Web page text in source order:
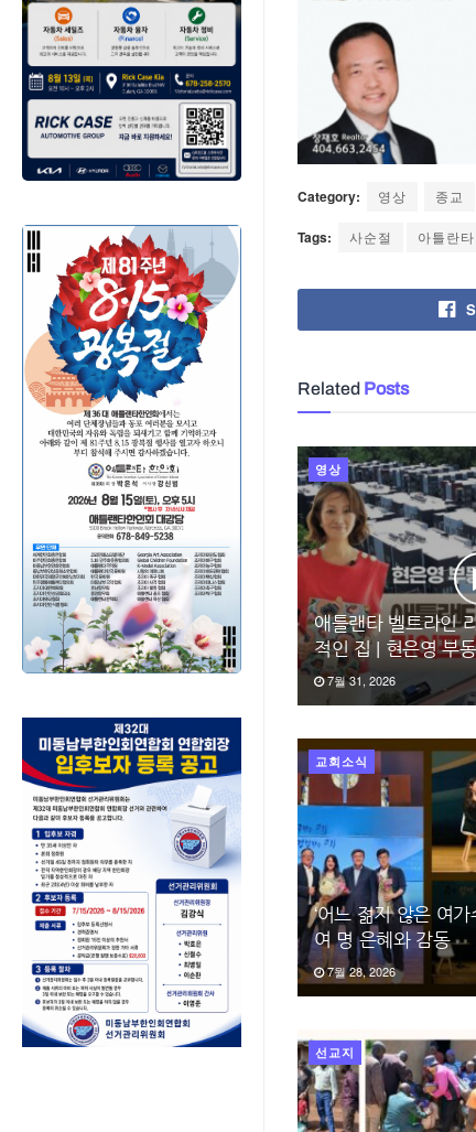
Category: 영상 종교
Tags: 사순절 아틀란
Related Posts
영상
애틀랜타 벨트라인
적인 집 | 현은영 부
7월 31, 2026
교회소식
‘어느 젊지 않은 여
여 명 은혜와 감동
7월 28, 2026
선교지